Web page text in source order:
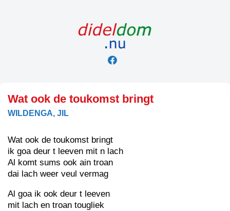
Wat ook de toukomst bringt
WILDENGA, JIL
Wat ook de toukomst bringt
ik goa deur t leeven mit n lach
Al komt sums ook ain troan
dai lach weer veul vermag
Al goa ik ook deur t leeven
mit lach en troan tougliek